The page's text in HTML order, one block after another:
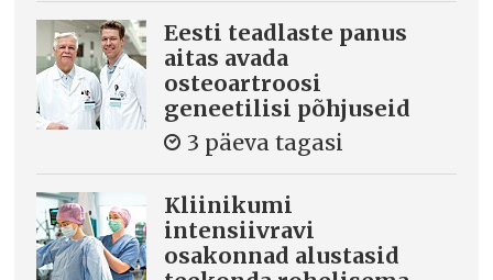
Eesti teadlaste panus
aitas avada
osteoartroosi
geneetilisi põhjuseid
3 päeva tagasi
Kliinikumi
intensiivravi
osakonnad alustasid